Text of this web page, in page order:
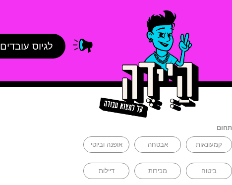
לגיוס עובדים
תחום
קמעונאות אבטחה אופנה וביוטי
ביטוח מכירות דיילות